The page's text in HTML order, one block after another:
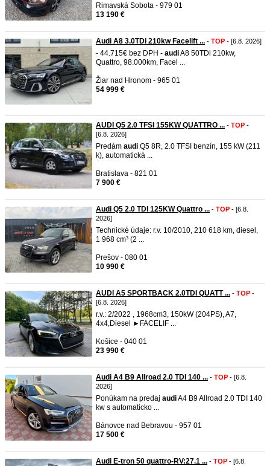
Rimavská Sobota - 979 01
13 190 €
Audi A8 3.0TDi 210kw Facelift ... - TOP - [6.8. 2026]
- 44.715€ bez DPH - audiA8 50TDi 210kw,
Quattro, 98.000km, Facel ...
Žiar nad Hronom - 965 01
54 999 €
AUDI Q5 2.0 TFSI 155KW QUATTRO ... - TOP -
[6.8. 2026]
Predám audi Q5 8R, 2.0 TFSI benzín, 155 kW (211
k), automatická ...
Bratislava - 821 01
7 900 €
Audi Q5 2.0 TDI 125KW Quattro ... - TOP - [6.8.
2026]
Technické údaje: r.v. 10/2010, 210 618 km, diesel,
1 968 cm³ (2 ...
Prešov - 080 01
10 990 €
AUDI A5 SPORTBACK 2.0TDI QUATT ... - TOP -
[6.8. 2026]
r.v.: 2/2022 , 1968cm3, 150kW (204PS), A7,
4x4,Diesel ►FACELIF ...
Košice - 040 01
23 990 €
Audi A4 B9 Allroad 2.0 TDI 140 ... - TOP - [6.8.
2026]
Ponúkam na predaj audiA4 B9 Allroad 2.0 TDI 140
kw s automaticko ...
Bánovce nad Bebravou - 957 01
17 500 €
Audi E-tron 50 quattro-RV:27.1 ... - TOP - [6.8.